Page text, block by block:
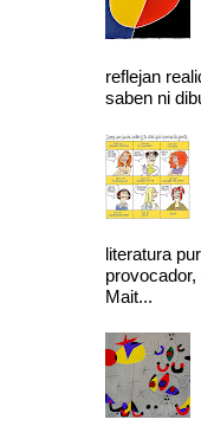
reflejan
saben ni
literatura
Mait...